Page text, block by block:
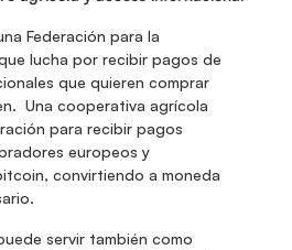
Federación para la
lucha por recibir pagos de
que quieren comprar
Una cooperativa agrícola
para recibir pagos
europeos y
convirtiendo a moneda
servir también como